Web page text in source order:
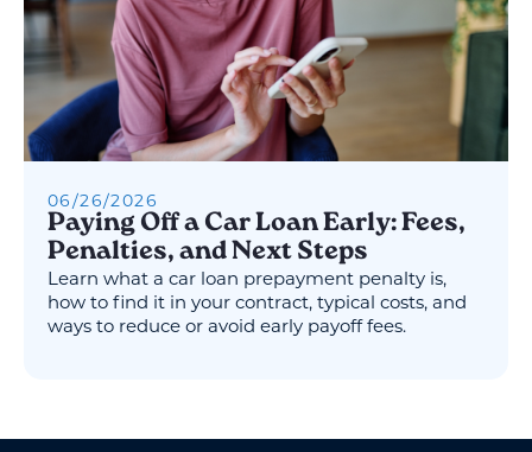
06/26/2026
Paying Off a Car Loan Early: Fees,
Penalties, and Next Steps
Learn what a car loan prepayment penalty is,
how to find it in your contract, typical costs, and
ways to reduce or avoid early payoff fees.